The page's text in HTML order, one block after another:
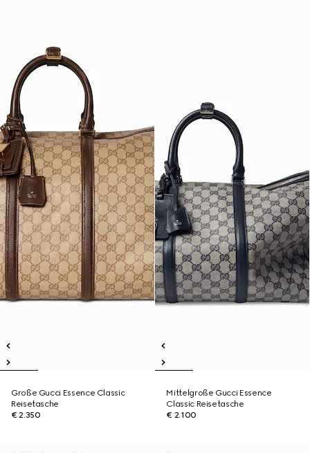
Große Gucci Essence Classic
Reisetasche
€ 2.350
Mittelgroße Gucci Essence
Classic Reisetasche
€ 2.100